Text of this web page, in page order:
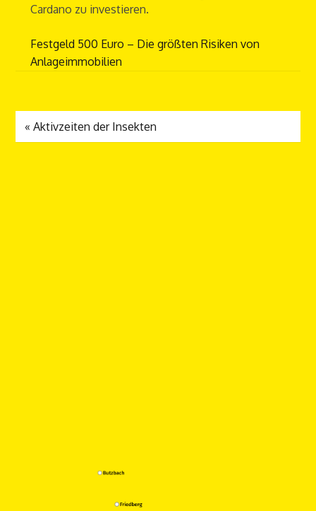
Cardano zu investieren.
Festgeld 500 Euro – Die größten Risiken von
Anlageimmobilien
« Aktivzeiten der Insekten